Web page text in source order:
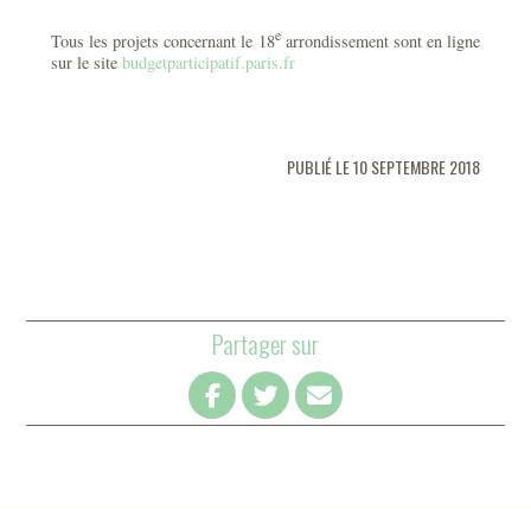
Tous les projets concernant le 18earrondissement sont en ligne
sur le site budgetparticipatif.paris.fr
PUBLIÉ LE 10 SEPTEMBRE 2018
Partager sur